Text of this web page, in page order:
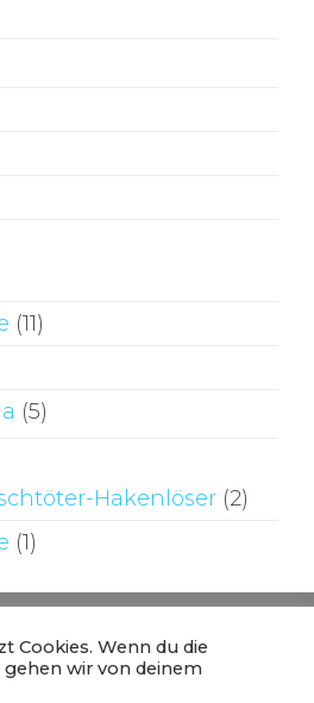
(11)
(5)
Hakenlöser (2)
(1)
Cookies. Wenn du die
wir von deinem